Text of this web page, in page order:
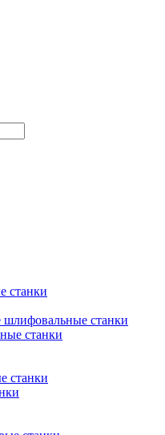
станки
шлифовальные станки
станки
станки